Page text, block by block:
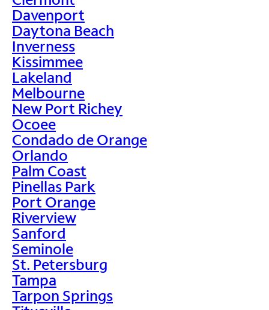
Davenport
Daytona Beach
Inverness
Kissimmee
Lakeland
Melbourne
New Port Richey
Ocoee
Condado de Orange
Orlando
Palm Coast
Pinellas Park
Port Orange
Riverview
Sanford
Seminole
St. Petersburg
Tampa
Tarpon Springs